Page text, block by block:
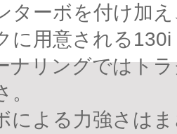
ターボを付け加
に用意される
ナリングではト
による力強さは